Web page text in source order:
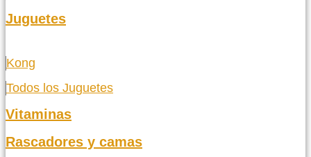
Juguetes
Kong
Todos los Juguetes
Vitaminas
Rascadores y camas